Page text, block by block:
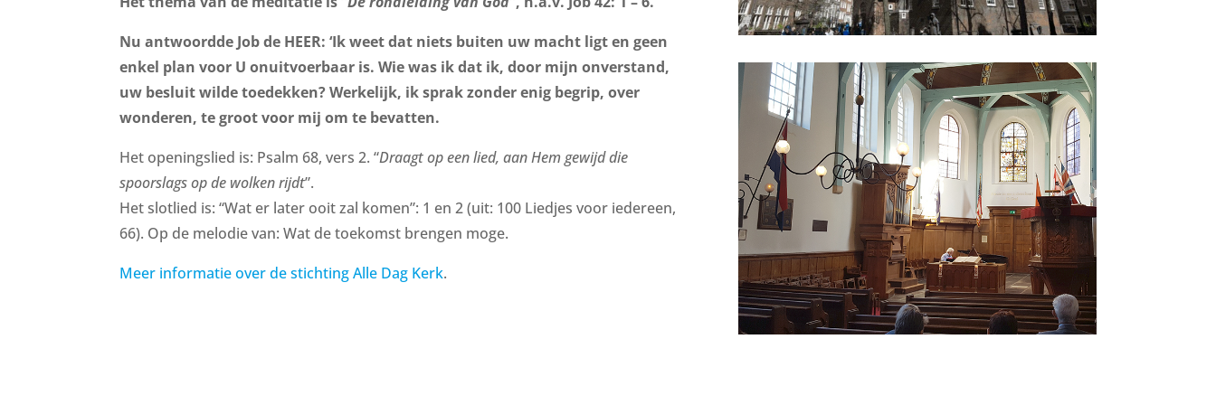
te
verlagen.
Nu antwoordde Job de HEER: ‘Ik weet dat niets buiten uw macht ligt en geen
enkel plan voor U onuitvoerbaar is. Wie was ik dat ik, door mijn onverstand,
uw besluit wilde toedekken? Werkelijk, ik sprak zonder enig begrip, over
wonderen, te groot voor mij om te bevatten.
Het openingslied is: Psalm 68, vers 2. “Draagt op een lied, aan Hem gewijd die
spoorslags op de wolken rijdt”.
Het slotlied is: “Wat er later ooit zal komen”: 1 en 2 (uit: 100 Liedjes voor iedereen,
66). Op de melodie van: Wat de toekomst brengen moge.
Meer informatie over de stichting Alle Dag Kerk.